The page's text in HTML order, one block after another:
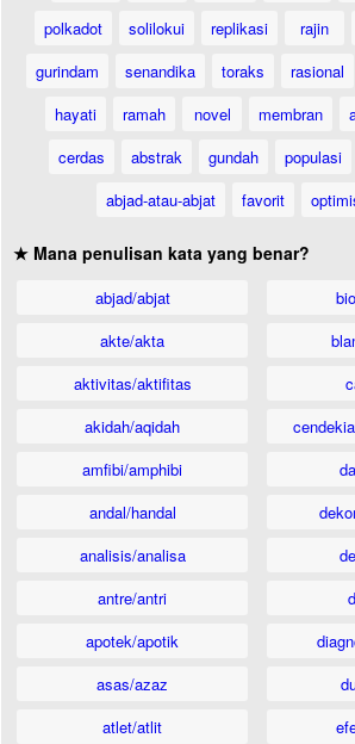
polkadot
solilokui replikasi rajin
gurindam
senandika toraks rasional
hayati
ramah novel membran
cerdas
abstrak gundah populasi
abjad-atau-abjat
favorit
★ Mana penulisan kata yang benar?
abjad/abjat
akte/akta
aktivitas/aktifitas
akidah/aqidah
amfibi/amphibi
andal/handal
analisis/analisa
antre/antri
apotek/apotik
asas/azaz
atlet/atlit